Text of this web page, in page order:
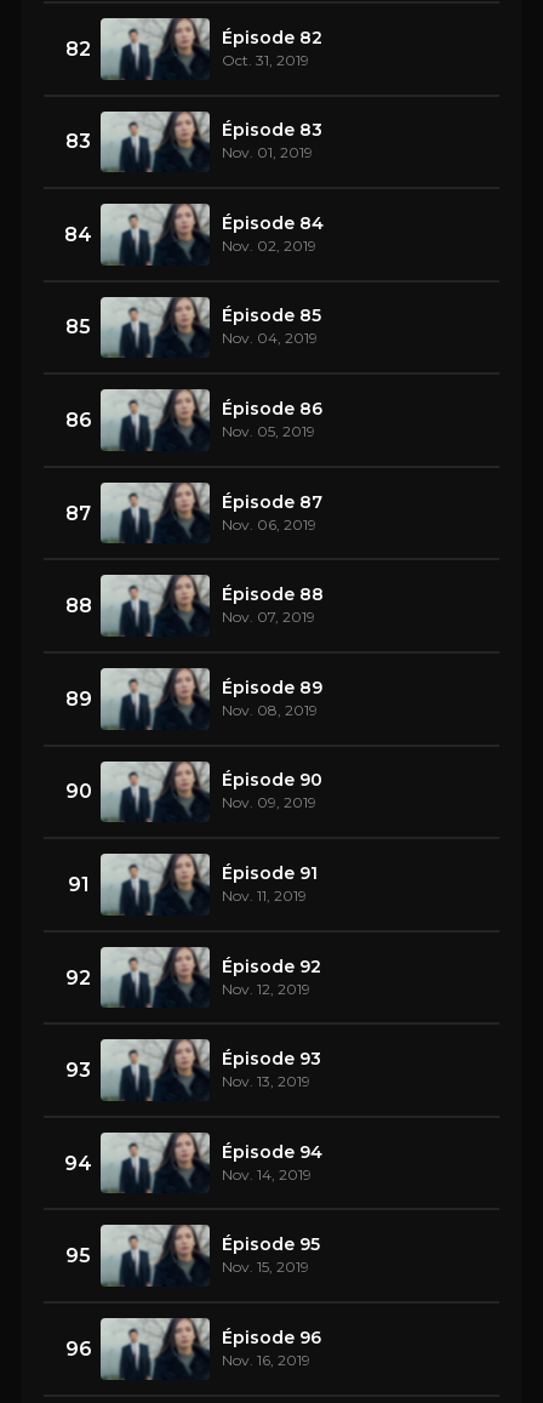
82 Épisode 82
Oct. 31, 2019
83 Épisode 83
Nov. 01, 2019
84 Épisode 84
Nov. 02, 2019
85 Épisode 85
Nov. 04, 2019
86 Épisode 86
Nov. 05, 2019
87 Épisode 87
Nov. 06, 2019
88 Épisode 88
Nov. 07, 2019
89 Épisode 89
Nov. 08, 2019
90 Épisode 90
Nov. 09, 2019
91 Épisode 91
Nov. 11, 2019
92 Épisode 92
Nov. 12, 2019
93 Épisode 93
Nov. 13, 2019
94 Épisode 94
Nov. 14, 2019
95 Épisode 95
Nov. 15, 2019
96 Épisode 96
Nov. 16, 2019